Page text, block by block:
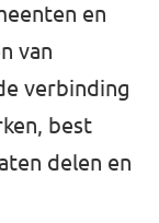
en
van
verbinding
best
delen en